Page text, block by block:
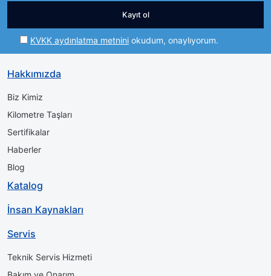
Kayıt ol
KVKK aydınlatma metnini okudum, onaylıyorum.
Hakkımızda
Biz Kimiz
Kilometre Taşları
Sertifikalar
Haberler
Blog
Katalog
İnsan Kaynakları
Servis
Teknik Servis Hizmeti